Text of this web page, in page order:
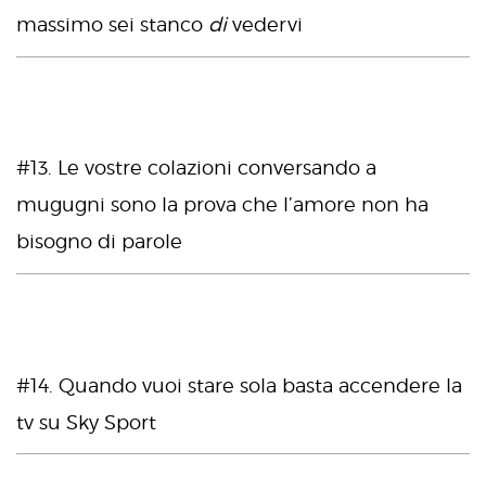
massimo sei stanco divedervi
#13. Le vostre colazioni conversando a
mugugni sono la prova che l’amore non ha
bisogno di parole
#14. Quando vuoi stare sola basta accendere la
tv su Sky Sport